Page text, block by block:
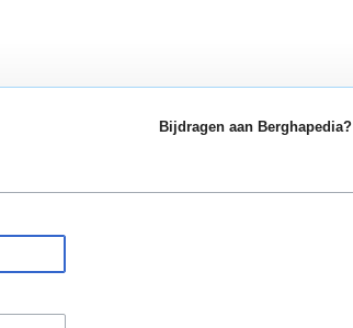
Bijdragen aan Berghapedia?